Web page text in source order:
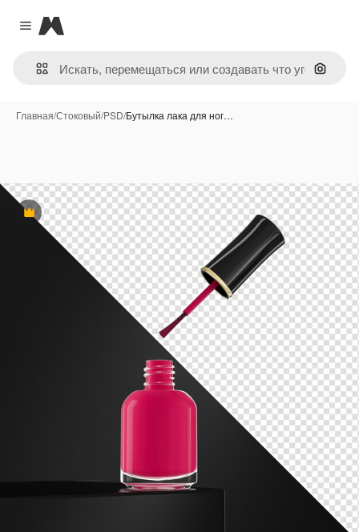
Close menu
Magnific
Поиск
Главная/Стоковый/PSD/Бутылка лака для ног…
Премиум